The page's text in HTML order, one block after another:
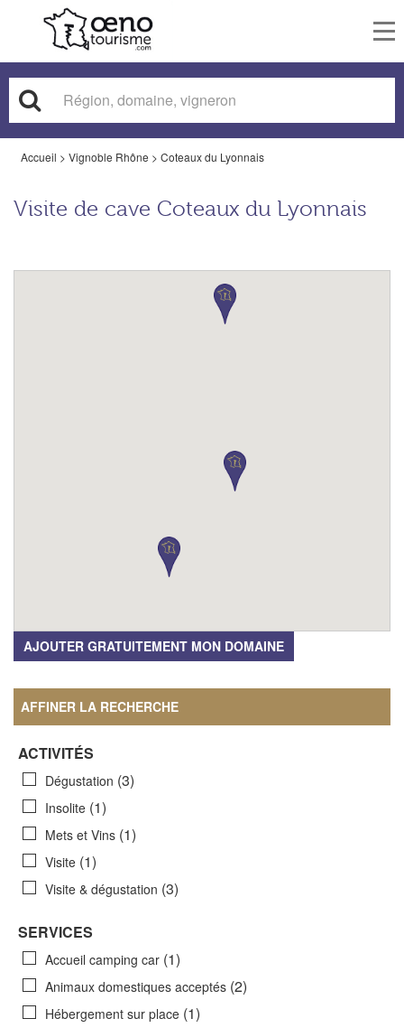
Accueil > Vignoble Rhône > Coteaux du Lyonnais
Visite de cave Coteaux du Lyonnais
AJOUTER GRATUITEMENT MON DOMAINE
AFFINER LA RECHERCHE
ACTIVITÉS
Dégustation (3)
Insolite (1)
Mets et Vins (1)
Visite (1)
Visite & dégustation (3)
SERVICES
Accueil camping car (1)
Animaux domestiques acceptés (2)
Hébergement sur place (1)